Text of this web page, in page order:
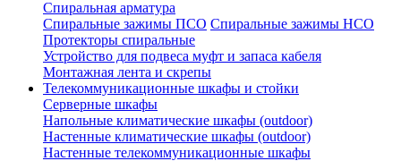
Спиральная арматура
Спиральные зажимы ПСО Спиральные зажимы НСО
Протекторы спиральные
Устройство для подвеса муфт и запаса кабеля
Монтажная лента и скрепы
Телекоммуникационные шкафы и стойки
Серверные шкафы
Напольные климатические шкафы (outdoor)
Настенные климатические шкафы (outdoor)
Настенные телекоммуникационные шкафы